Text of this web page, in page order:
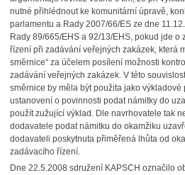
nutné přihlédnout ke komunitární úpravě,
parlamentu a Rady 2007/66/ES ze dne
Rady 89/665/EHS a 92/13/EHS, pokud jde
řízení při zadávání veřejných zakázek, která
směrnice“ za účelem posílení možnosti
zadávání veřejných zakázek. V této
směrnice by měla být použita jako výkladové
ustanovení o povinnosti podat námitky do
použít zužující výklad. Dle navrhovatele tak
dodavatele podat námitku do okamžiku
dodavateli poskytnuta přiměřená lhůta od
zadávacího řízení.
Dne 22.5.2008 sdružení KAPSCH označilo